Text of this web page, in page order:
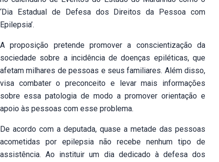
‘Dia Estadual de Defesa dos Direitos da Pessoa com
Epilepsia’.
A proposição pretende promover a conscientização da
sociedade sobre a incidência de doenças epiléticas, que
afetam milhares de pessoas e seus familiares. Além disso,
visa combater o preconceito e levar mais informações
sobre essa patologia de modo a promover orientação e
apoio às pessoas com esse problema.
De acordo com a deputada, quase a metade das pessoas
acometidas por epilepsia não recebe nenhum tipo de
assistência. Ao instituir um dia dedicado à defesa dos